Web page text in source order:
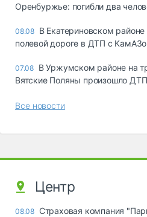
Оренбуржье: погибли два
08.08 В Екатериновском
полевой дороге в ДТП с
07.08 В Уржумском районе на
Вятские Поляны произошло
Все новости
Центр
08.08 Страховая компания